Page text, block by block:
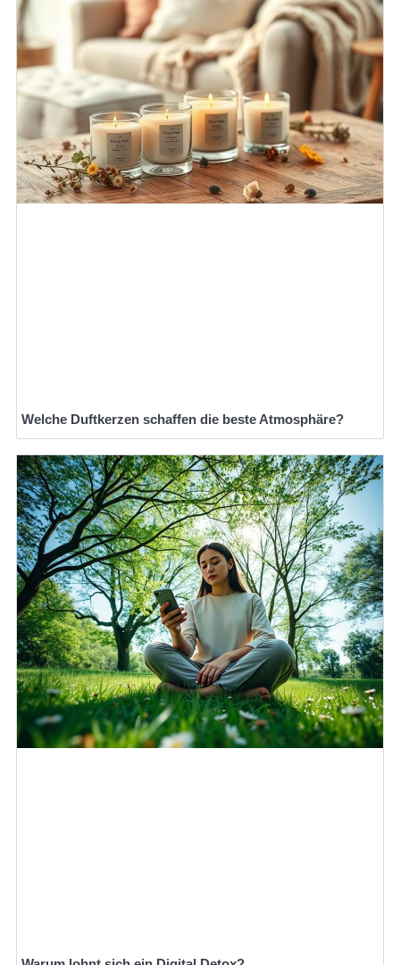
Welche Duftkerzen schaffen die beste Atmosphäre?